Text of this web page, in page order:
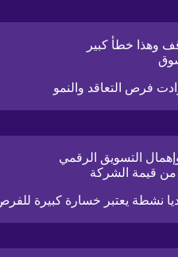
وهذا خطأ كبير
فرص التعاقد والنمو
التسويق الرقمي
قيمة الشركة
نشطة يعتبر خسارة كبيرة